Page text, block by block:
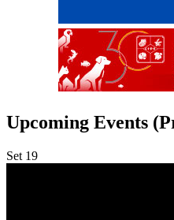
Upcoming Events
Set 19